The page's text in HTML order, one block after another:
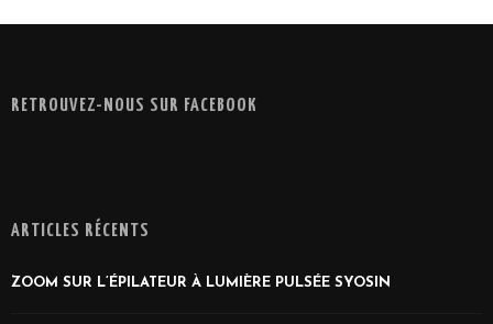
RETROUVEZ-NOUS SUR FACEBOOK
ARTICLES RÉCENTS
ZOOM SUR L’ÉPILATEUR À LUMIÈRE PULSÉE SYOSIN